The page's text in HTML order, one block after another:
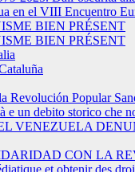
en el VIII Encuentro
BIEN PRÉSENT
BIEN PRÉSENT
Revolución Popular
un debito storico che
VENEZUELA
CON LA
et obtenir des